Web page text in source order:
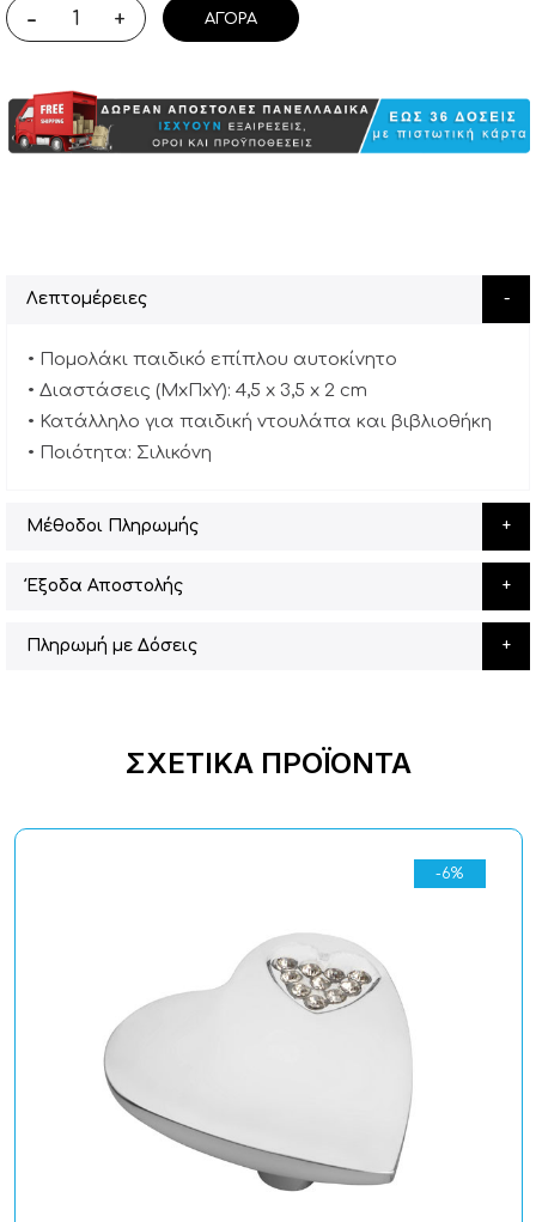
- + ΑΓΟΡΆ
Λεπτομέρειες
• Πομολάκι παιδικό επίπλου αυτοκίνητο
• Διαστάσεις (ΜxΠxΥ): 4,5 x 3,5 x 2 cm
• Κατάλληλο για παιδική ντουλάπα και βιβλιοθήκη
• Ποιότητα: Σιλικόνη
Μέθοδοι Πληρωμής
Έξοδα Αποστολής
Πληρωμή με Δόσεις
ΣΧΕΤΙΚΆ ΠΡΟΪΌΝΤΑ
-6%